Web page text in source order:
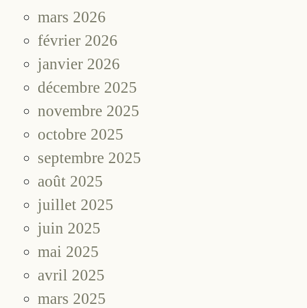
mars 2026
février 2026
janvier 2026
décembre 2025
novembre 2025
octobre 2025
septembre 2025
août 2025
juillet 2025
juin 2025
mai 2025
avril 2025
mars 2025